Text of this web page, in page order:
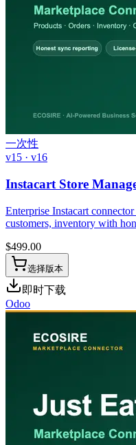
一次性
v15 · v16
Instacart Store
Enterprise Instacart
customers, inventory with
$499.00
选择版本
即时下载
Odoo